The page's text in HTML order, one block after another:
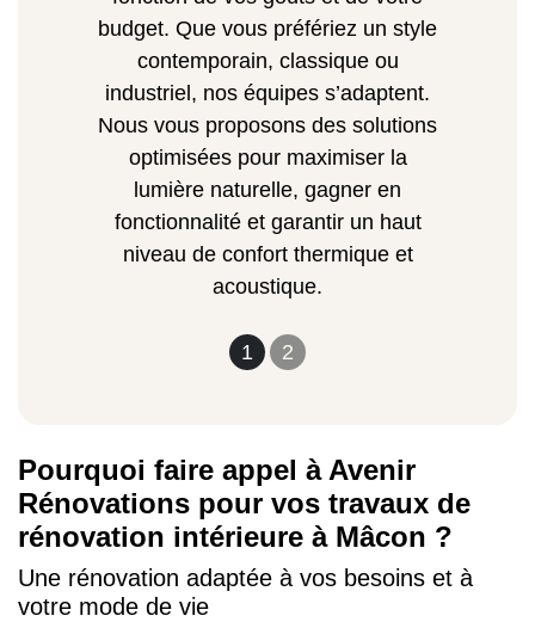
1 2
budget. Que vous préfériez un style
contemporain, classique ou
industriel, nos équipes s’adaptent.
Nous vous proposons des solutions
optimisées pour maximiser la
lumière naturelle, gagner en
fonctionnalité et garantir un haut
niveau de confort thermique et
acoustique.
Pourquoi faire appel à Avenir
Rénovations pour vos travaux de
rénovation intérieure à Mâcon ?
Une rénovation adaptée à vos besoins et à
votre mode de vie